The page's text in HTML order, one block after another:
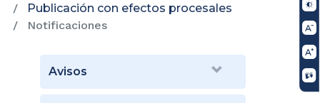
Publicación con efectos procesales
Notificaciones
Avisos